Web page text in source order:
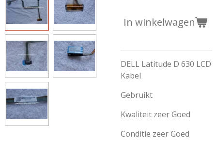
In winkelwagen
DELL Latitude D 630 LCD
Kabel
Gebruikt
Kwaliteit zeer Goed
Conditie zeer Goed